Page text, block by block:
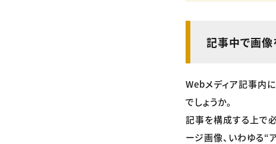
記事中で画
Webメディア記事内
でしょうか。
記事を構成する上で
ージ画像、いわゆる“